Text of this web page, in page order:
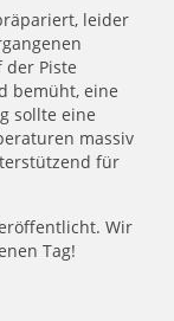
leider
Piste
bemüht, eine
sollte eine
massiv
für
Wir
Tag!